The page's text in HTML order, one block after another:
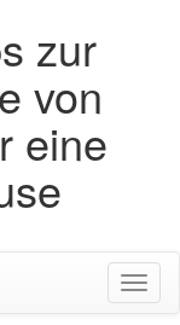
zur
von
eine